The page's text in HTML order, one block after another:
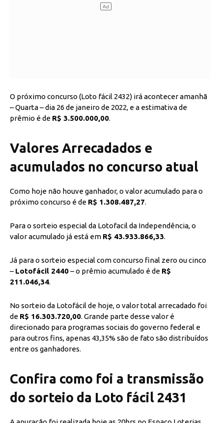
O próximo concurso (Loto fácil 2432) irá acontecer amanhã
– Quarta – dia 26 de janeiro de 2022, e a estimativa de
prêmio é de R$ 3.500.000,00.
Valores Arrecadados e
acumulados no concurso atual
Como hoje não houve ganhador, o valor acumulado para o
próximo concurso é de R$ 1.308.487,27.
Para o sorteio especial da Lotofacil da Independência, o
valor acumulado já está em R$ 43.933.866,33.
Já para o sorteio especial com concurso final zero ou cinco
– Lotofácil 2440– o prêmio acumulado é de R$
211.046,34.
No sorteio da Lotofácil de hoje, o valor total arrecadado foi
de R$ 16.303.720,00. Grande parte desse valor é
direcionado para programas sociais do governo federal e
para outros fins, apenas 43,35% são de fato são distribuídos
entre os ganhadores.
Confira como foi a transmissão
do sorteio da Loto fácil 2431